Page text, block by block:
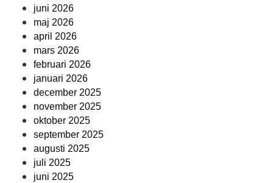
juni 2026
maj 2026
april 2026
mars 2026
februari 2026
januari 2026
december 2025
november 2025
oktober 2025
september 2025
augusti 2025
juli 2025
juni 2025